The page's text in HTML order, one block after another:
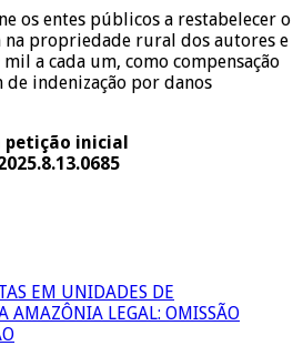
os entes públicos a restabelecer o
na propriedade rural dos autores e
a cada um, como compensação
indenização por danos
petição inicial
EM UNIDADES DE
AMAZÔNIA LEGAL: OMISSÃO